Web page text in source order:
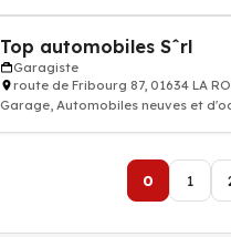
Top automobiles Sˆrl
Garagiste
route de Fribourg 87, 01634 LA
Garage, Automobiles neuves et
0 1